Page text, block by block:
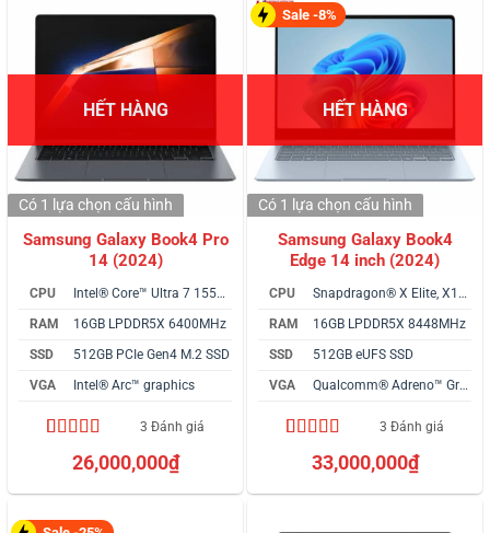
HẾT HÀNG
Samsung Galaxy Book4 Pro
14 (2024)
CPU
Intel® Core™ Ultra 7 155H vPro
RAM
16GB LPDDR5X 6400MHz
SSD
512GB PCIe Gen4 M.2 SSD
VGA
Intel® Arc™ graphics
4.67trên 5
dựa trên
3 Đánh giá
26,000,000₫
Có 1 lựa chọn cấu hình
Sale -8%
HẾT HÀNG
Samsung Galaxy Book4
Edge 14 inch (2024)
CPU
Snapdragon® X Elite, X1E-80-100
RAM
16GB LPDDR5X 8448MHz
SSD
512GB eUFS SSD
VGA
Qualcomm® Adreno™ Graphics
4.67trên 5
dựa trên
3 Đánh giá
33,000,000₫
Có 1 lựa chọn cấu hình